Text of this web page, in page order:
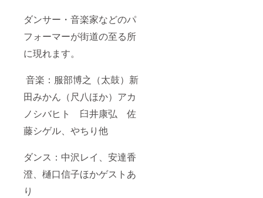
ダンサー・音楽家などのパ
フォーマーが街道の至る所
に現れます。
音楽：服部博之（太鼓）新
田みかん（尺八ほか）アカ
ノシバヒト 臼井康弘 佐
藤シゲル、やちり他
ダンス：中沢レイ、安達香
澄、樋口信子ほかゲストあ
り